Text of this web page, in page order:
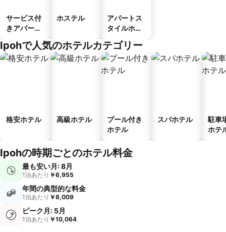
サービス付
きアパート
ホステル
アパートス
タイルホテ
Ipohで人気のホテルカテゴリー
格安ホテル 高級ホテル
プール付き
ホテル
スパホテル
駐車
ホテ
Ipohの時期ごとのホテル料金
最も安い月: 8月
1泊あたり ￥6,955
年間の典型的な料金
1泊あたり ￥8,009
ピーク月: 5月
1泊あたり ￥10,064